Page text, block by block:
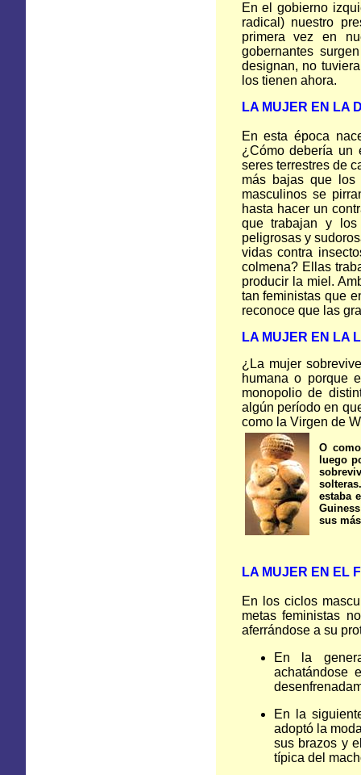
En el gobierno
radical) nuestro
primera vez en
gobernantes
designan, no
los tienen ahora.
LA MUJER EN LA
En esta época
¿Cómo debería un
seres terrestres de
más bajas que
masculinos se
hasta hacer un
que trabajan y
peligrosas y
vidas contra
colmena? Ellas
producir la miel.
tan feministas que
reconoce que las
LA MUJER EN LA
¿La mujer
humana o porque
monopolio de
algún período en
como la Virgen de
O
luego
estaba
sus
LA MUJER EN EL
En los ciclos
metas feministas
aferrándose a su
En la
achatándose
En la
adoptó la
sus brazos y
típica del